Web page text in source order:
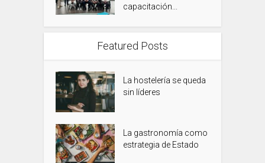
capacitación...
Featured Posts
La hostelería se queda
sin líderes
La gastronomía como
estrategia de Estado